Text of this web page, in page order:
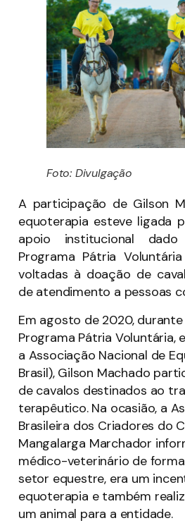
Foto: Divulgação
A participação de Gilson
equoterapia esteve ligada
apoio institucional
Programa Pátria
voltadas à doação de
de atendimento a pessoas
Em agosto de 2020,
Programa Pátria Voluntária,
a Associação Nacional de
Brasil), Gilson Machado
de cavalos destinados ao
terapêutico. Na ocasião, a
Brasileira dos Criadores do
Mangalarga Marchador
médico-veterinário de
setor equestre, era um
equoterapia e também
um animal para a entidade.